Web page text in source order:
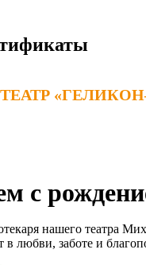
с
нашего театра
в любви, заботе и